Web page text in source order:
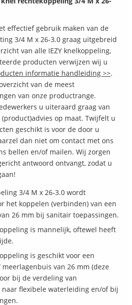
effectief gebruik maken van de
3/4 M x 26-3.0 graag uitgebreid
van alle IEZY knelkoppeling,
producten verwijzen wij u
informatie handleiding >>
van de meest
van onze productrange.
u uiteraard graag van
op maat. Twijfelt u
geschikt is voor de door u
dan niet om contact met ons
bellen en/of mailen. Wij zorgen
antwoord ontvangt, zodat u
3/4 M x 26-3.0 wordt
het koppelen (verbinden) van een
26 mm bij sanitair toepassingen.
is mannelijk, oftewel heeft
is geschikt voor een
van 26 mm (deze
bij de verdeling van
flexibele waterleiding en/of bij